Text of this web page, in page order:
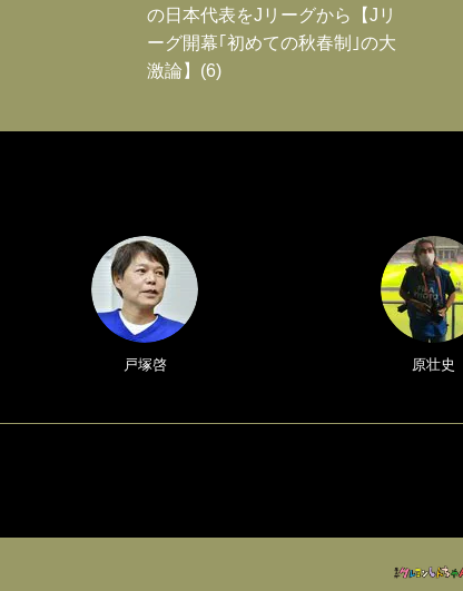
の日本代表をJリーグから【Jリ
ーグ開幕｢初めての秋春制｣の大
激論】(6)
戸塚啓 原壮史